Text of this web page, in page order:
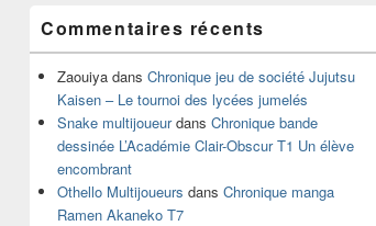
Commentaires récents
Zaouiya dans Chronique jeu de société Jujutsu
Kaisen – Le tournoi des lycées jumelés
Snake multijoueurdans Chronique bande
dessinée L’Académie Clair-Obscur T1 Un élève
encombrant
Othello Multijoueurs dans Chronique manga
Ramen Akaneko T7